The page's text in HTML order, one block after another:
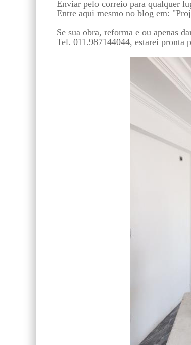
Enviar pelo correio para qualquer
Entre aqui mesmo no blog em:
Se sua obra, reforma e ou apenas
Tel. 011.987144044, estarei pronta